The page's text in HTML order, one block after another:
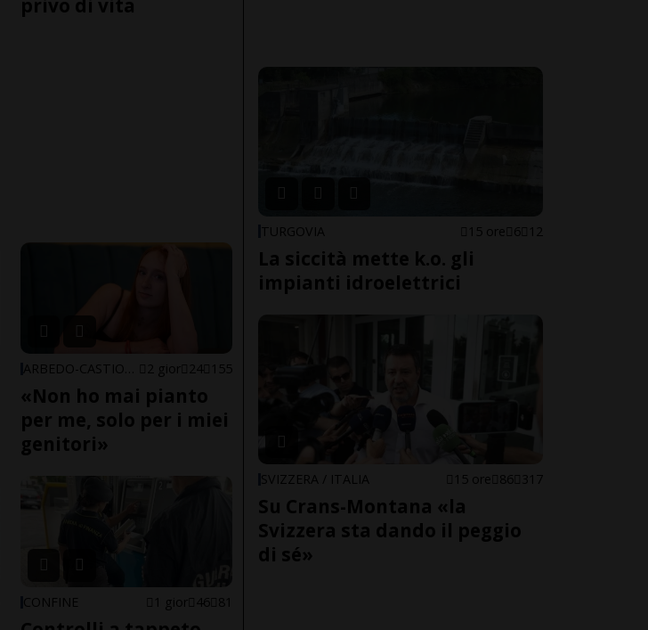
privo di vita
2 gior 24 155
«Non ho mai pianto
per me, solo per i miei
genitori»
CONFINE 1 gior 46 81
TURGOVIA 15 ore 6 12
La siccità mette k.o. gli
impianti idroelettrici
SVIZZERA / ITALIA 15 ore 86 317
Su Crans-Montana «la
Svizzera sta dando il peggio
di sé»